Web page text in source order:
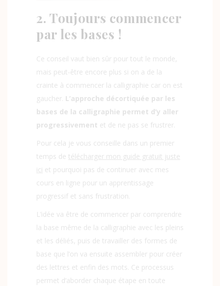
2. Toujours commencer
par les bases !
Ce conseil vaut bien sûr pour tout le monde,
mais peut-être encore plus si on a de la
crainte à commencer la calligraphie car on est
gaucher. L’approche décortiquée par les
bases de la calligraphie permet d’y aller
progressivement et de ne pas se frustrer.
Pour cela je vous conseille dans un premier
temps de télécharger mon guide gratuit juste
ici et pourquoi pas de continuer avec mes
cours en ligne pour un apprentissage
progressif et sans frustration.
L’idée va être de commencer par comprendre
la base même de la calligraphie avec les pleins
et les déliés, puis de travailler des formes de
base que l’on va ensuite assembler pour créer
des lettres et enfin des mots. Ce processus
permet d’aborder chaque étape en toute